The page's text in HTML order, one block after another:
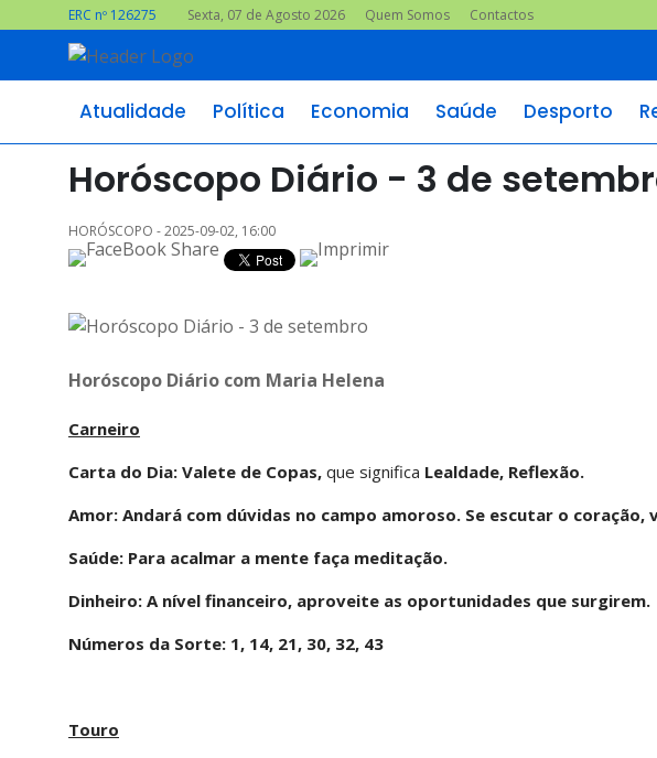
ERC nº 126275 Sexta, 07 de Agosto 2026 Quem Somos Contactos
Atualidade Política Economia Saúde Desporto
Horóscopo Diário - 3 de
HORÓSCOPO - 2025-09-02, 16:00
Horóscopo Diário com Maria Helena
Carneiro
Carta do Dia: Valete de Copas, que significa Lealdade, Reflexão.
Amor: Andará com dúvidas no campo amoroso. Se escutar o
Saúde: Para acalmar a mente faça meditação.
Dinheiro: A nível financeiro, aproveite as oportunidades que surgirem.
Números da Sorte: 1, 14, 21, 30, 32, 43
Touro